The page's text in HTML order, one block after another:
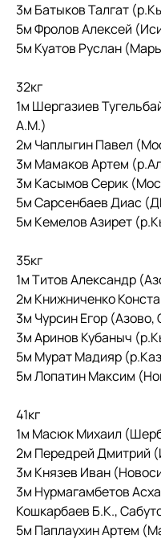
3м Батыков Талгат
5м Фролов Алексей
5м Куатов Руслан
32кг
1м Шергазиев
А.М.)
2м Чаплыгин Павел
3м Мамаков Артем
3м Касымов Серик
5м Сарсенбаев Диас
5м Кемелов Азирет
35кг
1м Титов Александр
2м Книжниченко
3м Чурсин Егор (Азово,
3м Аринов Кубаныч
5м Мурат Мадияр
5м Лопатин Максим
41кг
1м Масюк Михаил
2м Передрей Дмитрий
3м Князев Иван
3м Нурмагамбетов
Кошкарбаев Б.К.,
5м Паплаухин Артем